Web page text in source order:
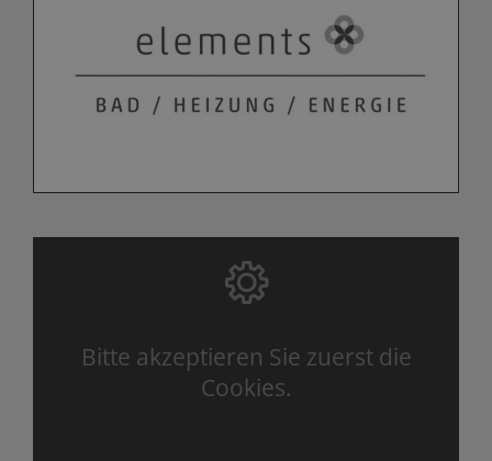
Bitte akzeptieren Sie zuerst die
Cookies.